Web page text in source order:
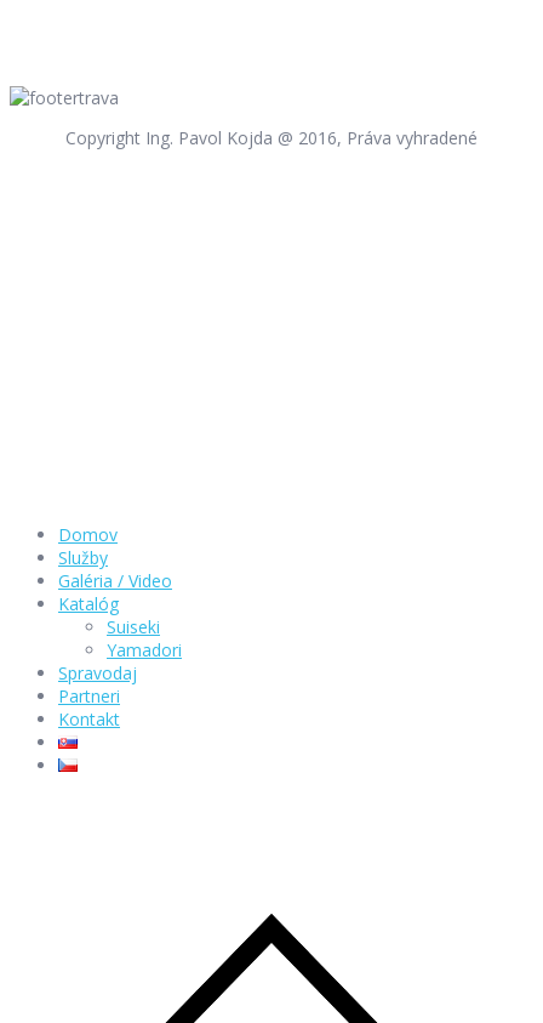
Copyright Ing. Pavol Kojda @ 2016, Práva vyhradené
Domov
Služby
Galéria / Video
Katalóg
Suiseki
Yamadori
Spravodaj
Partneri
Kontakt